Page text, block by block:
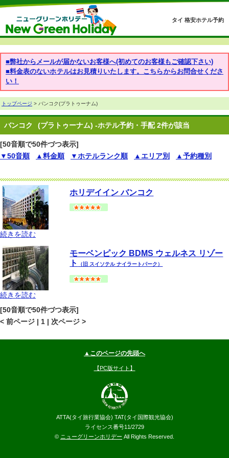
タイ 格安ホテル予約
■弊社からメールが届かないお客様へ(初めてのお客様もご確認下さい)
■料金表のないホテルはお見積りいたします。こちらからお問合せくださ
い！
トップページ > バンコク(プラトゥーナム)
バンコク (プラトゥーナム) -ホテル予約・手配 2件が該当
[50音順で50件づつ表示]
▼50音順
▲料金順 ▼ホテルランク順 ▲エリア別 ▲予約種別
ホリデイイン バンコク
-- 円～
続きを読む
モーベンピック BDMS ウェルネス リゾー
ト
（旧 スイソテル ナイラートパーク）
続きを読む
[50音順で50件づつ表示]
< 前ページ | 1 | 次ページ >
▲このページの先頭へ
【PC版サイト】
ATTA(タイ旅行業協会) TAT(タイ国際観光協会)
ライセンス番号11/2729
© ニューグリーンホリデー All Rights Reserved.